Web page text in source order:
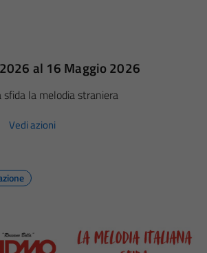
al 16 Maggio 2026
la melodia straniera
Vedi azioni